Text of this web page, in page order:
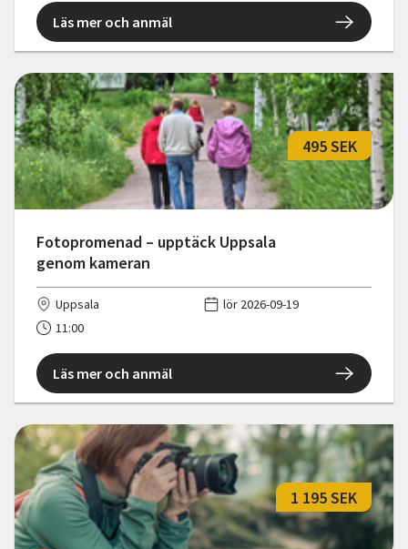
Läs mer och anmäl
Fotopromenad – upptäck Uppsala
genom kameran
495 SEK
Uppsala
lör 2026-09-19
11:00
Läs mer och anmäl
1 195 SEK